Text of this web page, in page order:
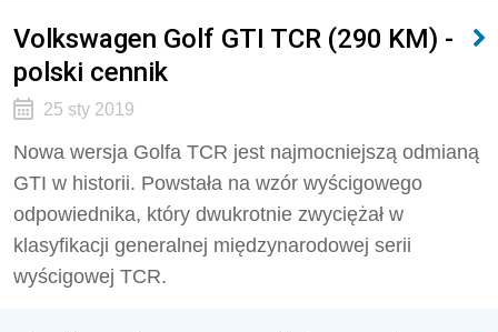
Volkswagen Golf GTI TCR (290 KM) -
polski cennik
25 sty 2019
Nowa wersja Golfa TCR jest najmocniejszą odmianą
GTI w historii. Powstała na wzór wyścigowego
odpowiednika, który dwukrotnie zwyciężał w
klasyfikacji generalnej międzynarodowej serii
wyścigowej TCR.